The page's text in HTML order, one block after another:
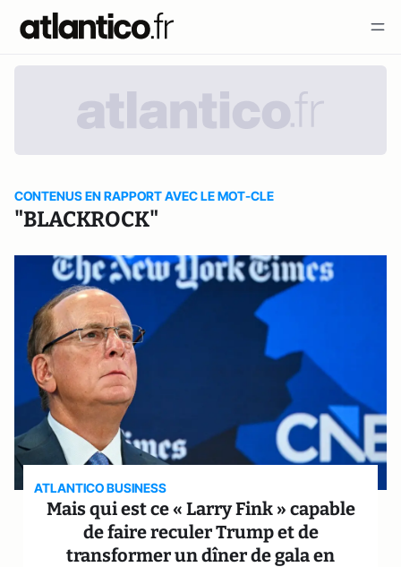
CONTENUS EN RAPPORT AVEC LE MOT-CLE
"BLACKROCK"
ATLANTICO BUSINESS
Mais qui est ce « Larry Fink » capable
de faire reculer Trump et de
transformer un dîner de gala en